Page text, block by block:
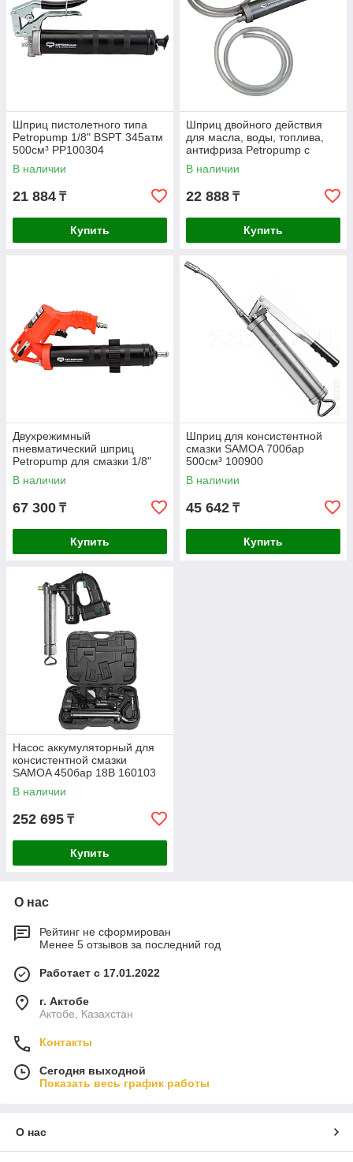
Шприц пистолетного типа
Petropump 1/8" BSPT 345атм
500см³ PP100304
В наличии
21 884 ₸
Купить
Шприц двойного действия
для масла, воды, топлива,
антифриза Petropump с
двумя шлангами 4"
PP100309
В наличии
22 888 ₸
Купить
Двухрежимный
пневматический шприц
Petropump для смазки 1/8"
BSPT 500см³ 413бар
PP100307
В наличии
67 300 ₸
Купить
Шприц для консистентной
смазки SAMOA 700бар
500см³ 100900
В наличии
45 642 ₸
Купить
Насос аккумуляторный для
консистентной смазки
SAMOA 450бар 18В 160103
В наличии
252 695 ₸
Купить
О нас
Рейтинг не сформирован
Менее 5 отзывов за последний год
Работает с 17.01.2022
г. Актобе
Актобе, Казахстан
Контакты
Сегодня выходной
Показать весь график работы
О нас